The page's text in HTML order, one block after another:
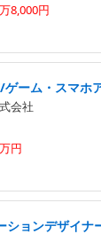
8,000円
ーム・スマホ
会社
円
ションデザイナ